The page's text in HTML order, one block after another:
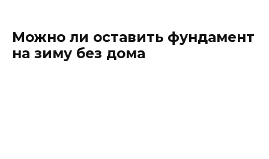
Можно ли оставить фундамент
на зиму без дома